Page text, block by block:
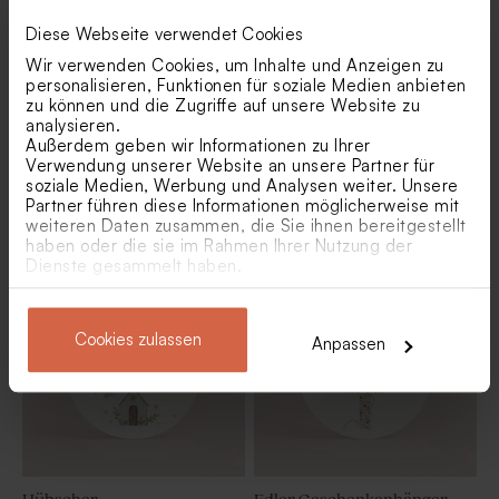
Diese Webseite verwendet Cookies
Wir verwenden Cookies, um Inhalte und Anzeigen zu
personalisieren, Funktionen für soziale Medien anbieten
zu können und die Zugriffe auf unsere Website zu
analysieren.
Außerdem geben wir Informationen zu Ihrer
Verwendung unserer Website an unsere Partner für
soziale Medien, Werbung und Analysen weiter. Unsere
Partner führen diese Informationen möglicherweise mit
weiteren Daten zusammen, die Sie ihnen bereitgestellt
haben oder die sie im Rahmen Ihrer Nutzung der
Dienste gesammelt haben.
Cookies zulassen Anpassen
Geschenkanhänger
'Nintendo' | Game-Look
Schöner Geschenkanhänger
'Blaue Taube' | rund